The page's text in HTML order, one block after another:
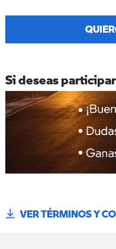
Si deseas
VER TÉRMINOS Y